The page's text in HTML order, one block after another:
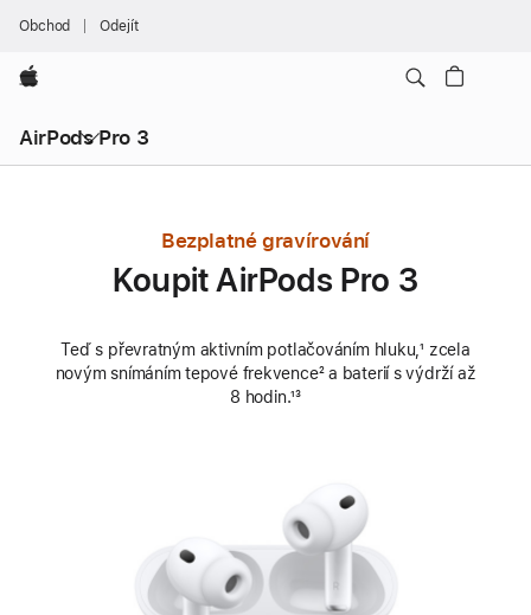
Obchod Odejít
Apple
AirPods Pro 3
Bezplatné gravírování
Koupit AirPods Pro 3
Teď s převratným aktivním potlačováním hluku,Poznámka
¹ zcela
novým snímáním tepové frekvencePoznámka
² a baterií s výdrží až
8 hodin.Poznámka
¹³